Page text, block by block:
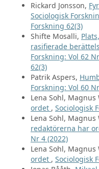
Rickard Jonsson,
Sociologisk
Forskning 62(3)
Shifte Mosalli,
rasifierade
Forskning: Vol 62
62(3)
Patrik Aspers,
Forskning: Vol 60
Lena Sohl, Magnus
ordet , Sociologisk
Lena Sohl, Magnus
redaktörerna har
Nr 4 (2022)
Lena Sohl, Magnus
ordet , Sociologisk